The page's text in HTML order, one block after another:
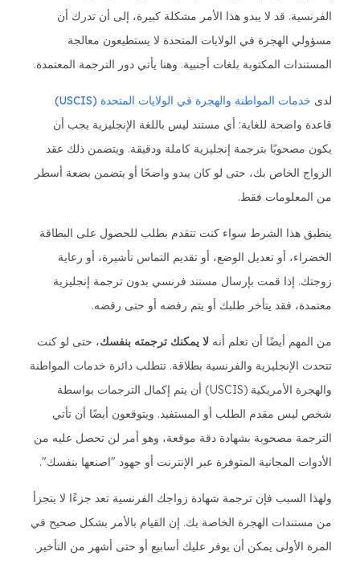
الفرنسية. قد لا يبدو هذا الأمر مشكلة كبيرة، إلى أن تدرك أن
مسؤولي الهجرة في الولايات المتحدة لا يستطيعون معالجة
المستندات المكتوبة بلغات أجنبية. وهنا يأتي دور الترجمة المعتمدة.
لدى خدمات المواطنة والهجرة في الولايات المتحدة (USCIS)
قاعدة واضحة للغاية: أي مستند ليس باللغة الإنجليزية يجب أن
يكون مصحوبًا بترجمة إنجليزية كاملة ودقيقة. ويتضمن ذلك عقد
الزواج الخاص بك، حتى لو كان يبدو واضحًا أو يتضمن بضعة أسطر
من المعلومات فقط.
ينطبق هذا الشرط سواء كنت تتقدم بطلب للحصول على البطاقة
الخضراء، أو تعديل الوضع، أو تقديم التماس تأشيرة، أو رعاية
زوجتك. إذا قمت بإرسال مستند فرنسي بدون ترجمة إنجليزية
معتمدة، فقد يتأخر طلبك أو يتم رفضه أو حتى رفضه.
من المهم أيضًا أن تعلم أنه لا يمكنك ترجمته بنفسك، حتى لو كنت
تتحدث الإنجليزية والفرنسية بطلاقة. تتطلب دائرة خدمات المواطنة
والهجرة الأمريكية (USCIS) أن يتم إكمال الترجمات بواسطة
شخص ليس مقدم الطلب أو المستفيد. ويتوقعون أيضًا أن تأتي
الترجمة مصحوبة بشهادة دقة موقعة، وهو أمر لن تحصل عليه من
الأدوات المجانية المتوفرة عبر الإنترنت أو جهود "اصنعها بنفسك".
ولهذا السبب فإن ترجمة شهادة زواجك الفرنسية تعد جزءًا لا يتجزأ
من مستندات الهجرة الخاصة بك. إن القيام بالأمر بشكل صحيح في
المرة الأولى يمكن أن يوفر عليك أسابيع أو حتى أشهر من التأخير.